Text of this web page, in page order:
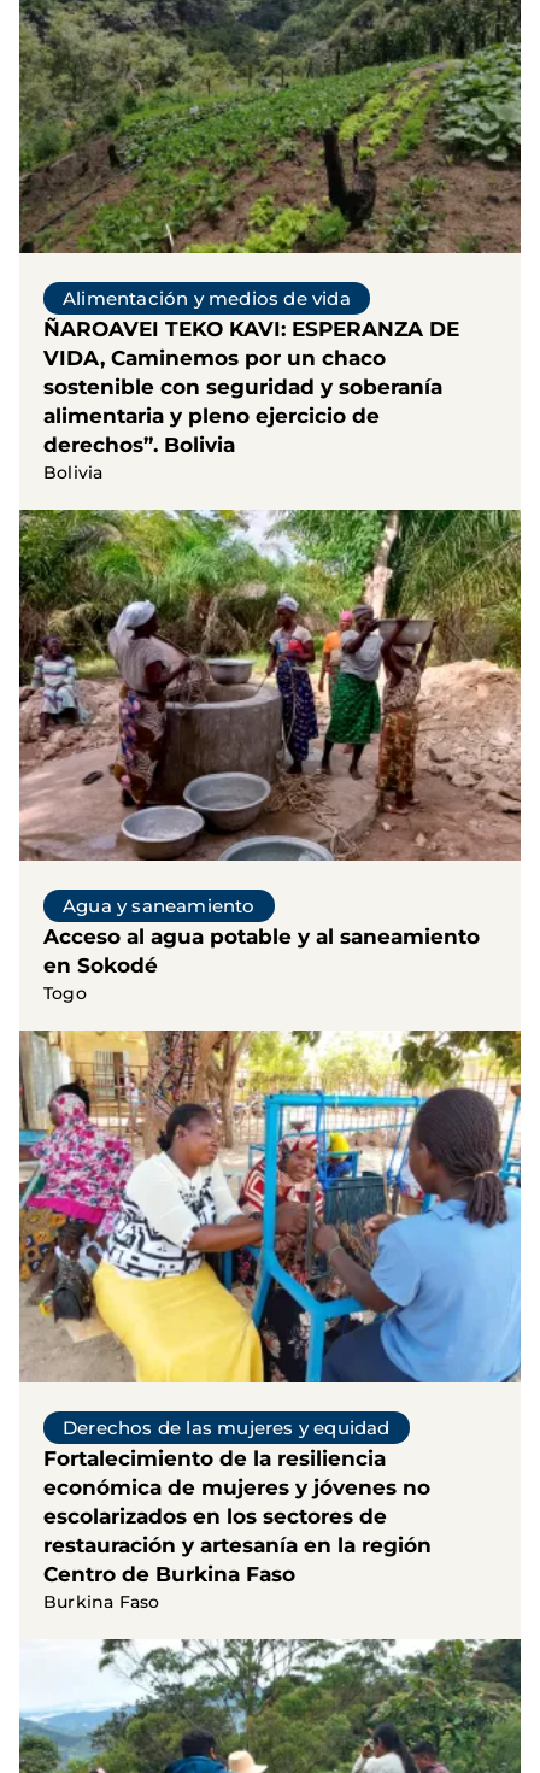
Alimentación y medios de vida
ÑAROAVEI TEKO KAVI: ESPERANZA DE
VIDA, Caminemos por un chaco
sostenible con seguridad y soberanía
alimentaria y pleno ejercicio de
derechos”. Bolivia
Bolivia
Agua y saneamiento
Acceso al agua potable y al saneamiento
en Sokodé
Togo
Derechos de las mujeres y equidad
Fortalecimiento de la resiliencia
económica de mujeres y jóvenes no
escolarizados en los sectores de
restauración y artesanía en la región
Centro de Burkina Faso
Burkina Faso